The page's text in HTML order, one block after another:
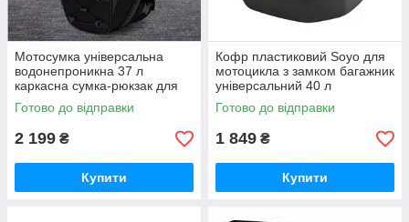
Мотосумка універсальна
водонепроникна 37 л
каркасна сумка-рюкзак для
мотоцикла скутера
квадроцикла чорна
Готово до відправки
2 199 ₴
Купити
Кофр пластиковий Soyo для
мотоцикла з замком багажник
універсальний 40 л
Готово до відправки
1 849 ₴
Купити